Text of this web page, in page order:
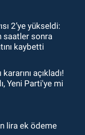
2’ye yükseldi:
saatler sonra
kaybetti
açıkladı!
Yeni Parti'ye mi
lira ek ödeme